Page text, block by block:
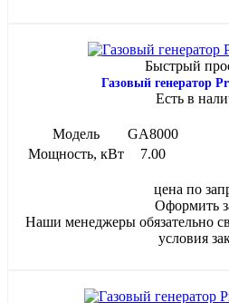
Быстрый
Газовый генератор
Есть в
Модель
GA8000
Мощность, кВт
7.00
цена по
Оформить
Наши менеджеры обязательно
условия